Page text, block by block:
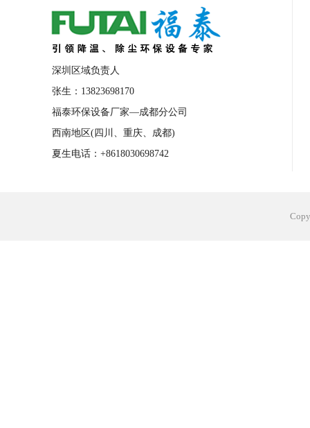
深圳区域负责人
张生：13823698170
福泰环保设备厂家—成都分公司
西南地区(四川、重庆、成都)
夏生电话：+8618030698742